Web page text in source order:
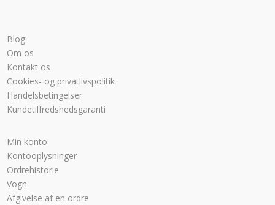
Blog
Om os
Kontakt os
Cookies- og privatlivspolitik
Handelsbetingelser
Kundetilfredshedsgaranti
Min konto
Kontooplysninger
Ordrehistorie
Vogn
Afgivelse af en ordre